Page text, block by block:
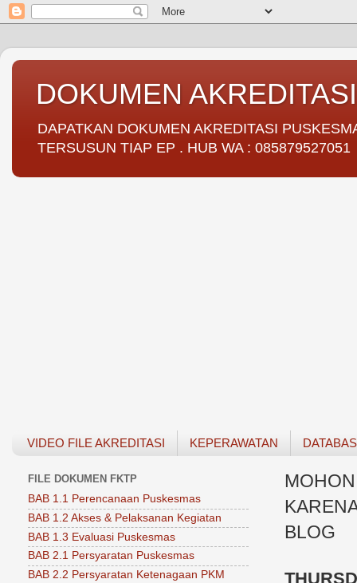
DOKUMEN
DAPATKAN DOKUMEN AKREDITASI
TERSUSUN TIAP EP . HUB WA : 085879527051
VIDEO FILE AKREDITASI KEPERAWATAN
BLOG
FILE DOKUMEN FKTP
BAB 1.1 Perencanaan Puskesmas
BAB 1.2 Akses & Pelaksanan Kegiatan
BAB 1.3 Evaluasi Puskesmas
BAB 2.1 Persyaratan Puskesmas
BAB 2.2 Persyaratan Ketenagaan PKM